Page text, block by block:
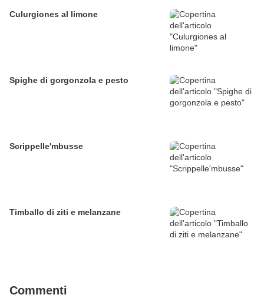
Culurgiones al limone
Spighe di gorgonzola e pesto
Scrippelle'mbusse
Timballo di ziti e melanzane
Commenti